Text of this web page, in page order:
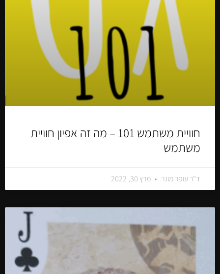
חוויית משתמש 101 – מה זה אפיון חוויית
משתמש
ד"ר עופר מונר מרץ 30, 2022